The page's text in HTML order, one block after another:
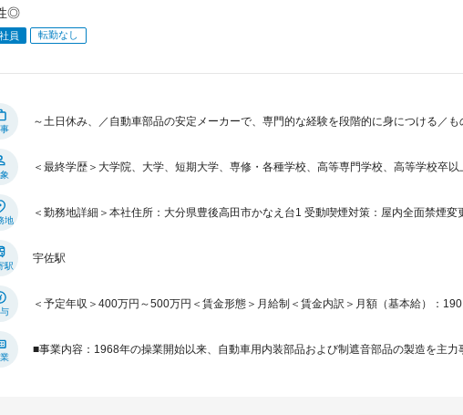
◎
員 転勤なし
～土日休み、／自動車部品の安定メーカーで、専門的な経験を段階的に身につける／
＜最終学歴＞大学院、大学、短期大学、専修・各種学校、高等専門学校、高等学校卒以
地
＜勤務地詳細＞本社住所：大分県豊後高田市かなえ台1 受動喫煙対策：屋内全面禁煙
駅
宇佐駅
＜予定年収＞400万円～500万円＜賃金形態＞月給制＜賃金内訳＞月額（基本給）：
■事業内容：1968年の操業開始以来、自動車用内装部品および制遮音部品の製造を主